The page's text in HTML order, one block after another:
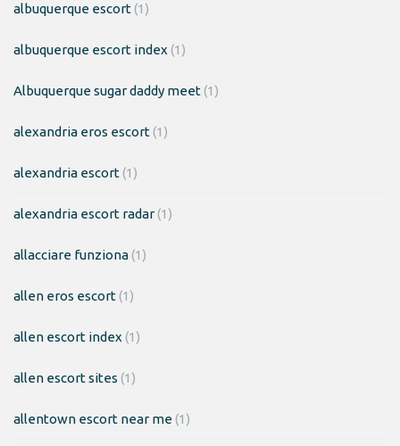
albuquerque escort(1)
albuquerque escort index (1)
Albuquerque sugar daddy meet(1)
alexandria eros escort(1)
alexandria escort(1)
alexandria escort radar(1)
allacciare funziona(1)
allen eros escort(1)
allen escort index (1)
allen escort sites (1)
allentown escort near me(1)